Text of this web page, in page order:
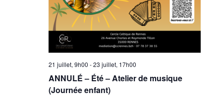
21 juillet, 9h00 -23 juillet, 17h00
ANNULÉ – Été – Atelier de musique
(Journée enfant)